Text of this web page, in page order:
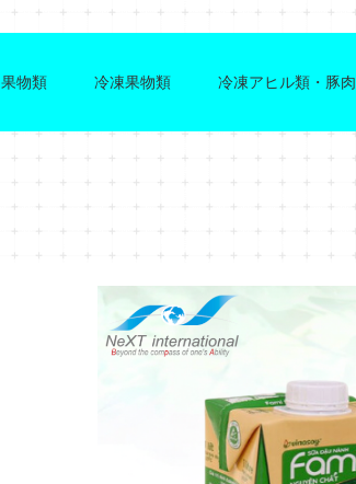
果物類 冷凍果物類 冷凍アヒル類・豚